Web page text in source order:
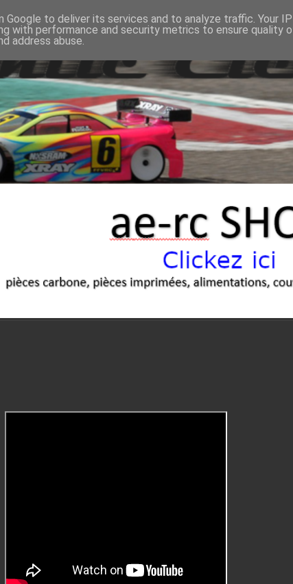
Google to deliver its services and to analyze traffic. Your
with performance and security metrics to ensure quality
address abuse.